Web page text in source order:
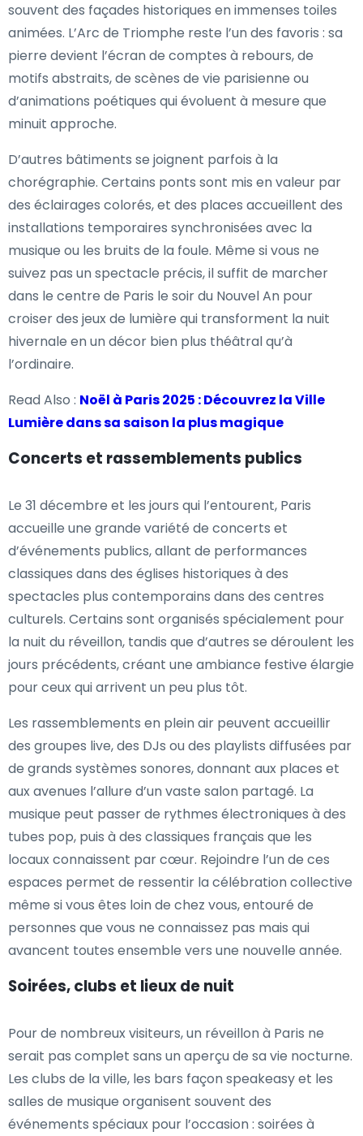
souvent des façades historiques en immenses toiles
animées. L’Arc de Triomphe reste l’un des favoris : sa
pierre devient l’écran de comptes à rebours, de
motifs abstraits, de scènes de vie parisienne ou
d’animations poétiques qui évoluent à mesure que
minuit approche.
D’autres bâtiments se joignent parfois à la
chorégraphie. Certains ponts sont mis en valeur par
des éclairages colorés, et des places accueillent des
installations temporaires synchronisées avec la
musique ou les bruits de la foule. Même si vous ne
suivez pas un spectacle précis, il suffit de marcher
dans le centre de Paris le soir du Nouvel An pour
croiser des jeux de lumière qui transforment la nuit
hivernale en un décor bien plus théâtral qu’à
l’ordinaire.
Read Also : Noël à Paris 2025 : Découvrez la Ville
Lumière dans sa saison la plus magique
Concerts et rassemblements publics
Le 31 décembre et les jours qui l’entourent, Paris
accueille une grande variété de concerts et
d’événements publics, allant de performances
classiques dans des églises historiques à des
spectacles plus contemporains dans des centres
culturels. Certains sont organisés spécialement pour
la nuit du réveillon, tandis que d’autres se déroulent les
jours précédents, créant une ambiance festive élargie
pour ceux qui arrivent un peu plus tôt.
Les rassemblements en plein air peuvent accueillir
des groupes live, des DJs ou des playlists diffusées par
de grands systèmes sonores, donnant aux places et
aux avenues l’allure d’un vaste salon partagé. La
musique peut passer de rythmes électroniques à des
tubes pop, puis à des classiques français que les
locaux connaissent par cœur. Rejoindre l’un de ces
espaces permet de ressentir la célébration collective
même si vous êtes loin de chez vous, entouré de
personnes que vous ne connaissez pas mais qui
avancent toutes ensemble vers une nouvelle année.
Soirées, clubs et lieux de nuit
Pour de nombreux visiteurs, un réveillon à Paris ne
serait pas complet sans un aperçu de sa vie nocturne.
Les clubs de la ville, les bars façon speakeasy et les
salles de musique organisent souvent des
événements spéciaux pour l’occasion : soirées à